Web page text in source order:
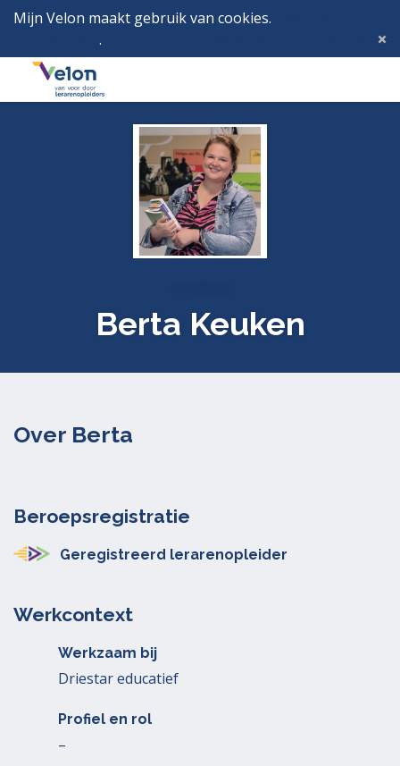
Mijn Velon maakt gebruik van cookies.
.
Menu
Berta Keuken
Over Berta
Beroepsregistratie
Geregistreerd lerarenopleider
Werkcontext
Werkzaam bij
Driestar educatief
Profiel en rol
–